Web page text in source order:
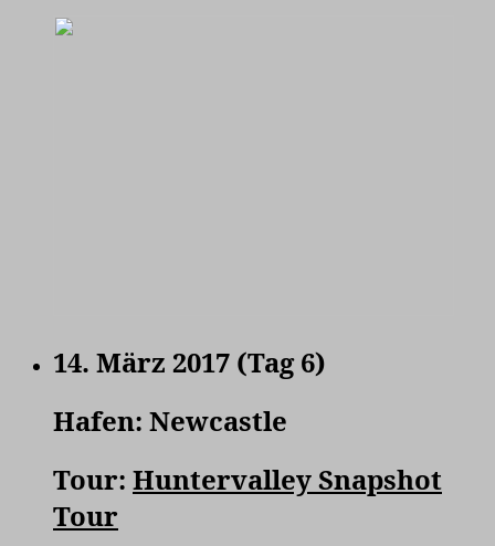
14. März 2017 (Tag 6)
Hafen: Newcastle
Tour: Huntervalley Snapshot
Tour